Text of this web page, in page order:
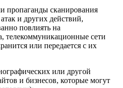
пропаганды сканирования
и других действий,
повлиять на
телекоммуникационные сети
или передается с их
или другой
и бизнесов, которые могут